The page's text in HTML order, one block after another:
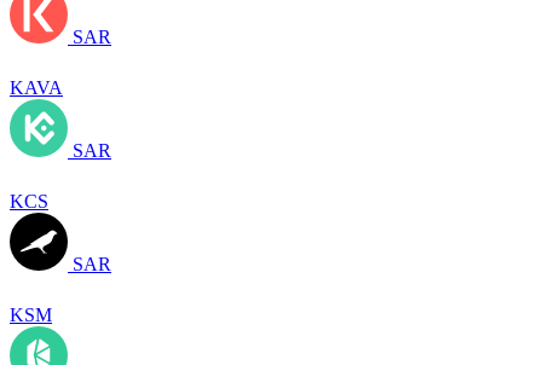
SAR
KAVA
SAR
KCS
SAR
KSM